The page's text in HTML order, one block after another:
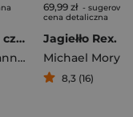
Historia magii, czarodziejstwa i okultyzmu
Lipscomb Suzannah
Thomas Cussans
69,99 zł -
cena detaliczna
8,3 (16)